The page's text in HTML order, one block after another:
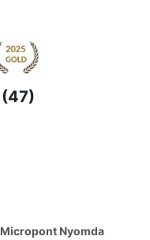
(47)
Micropont Nyomda